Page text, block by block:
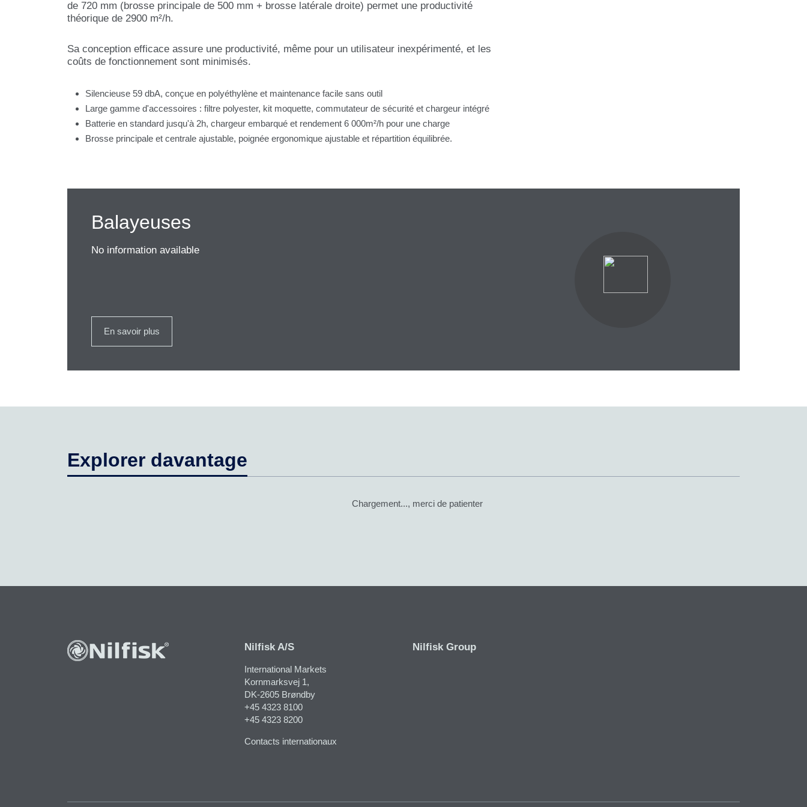
de 720 mm (brosse principale de 500 mm + brosse latérale droite) permet une productivité
théorique de 2900 m²/h.
Sa conception efficace assure une productivité, même pour un utilisateur inexpérimenté, et les
coûts de fonctionnement sont minimisés.
Silencieuse 59 dbA, conçue en polyéthylène et maintenance facile sans outil
Large gamme d'accessoires : filtre polyester, kit moquette, commutateur de sécurité et chargeur intégré
Batterie en standard jusqu'à 2h, chargeur embarqué et rendement 6 000m²/h pour une charge
Brosse principale et centrale ajustable, poignée ergonomique ajustable et répartition équilibrée.
Balayeuses
No information available
En savoir plus
Explorer davantage
Chargement..., merci de patienter
Nilfisk A/S
International Markets
Kornmarksvej 1​,
DK-2605 Brøndby
+45 4323 8100
+45 4323 8200
Contacts internationaux
Nilfisk Group